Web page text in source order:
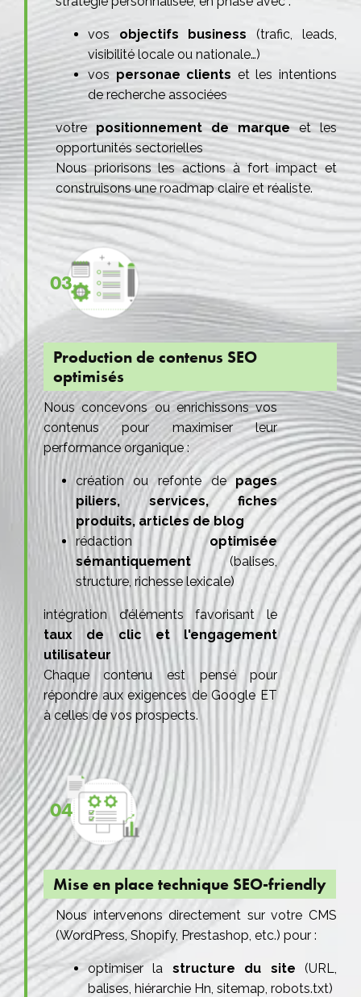
vos objectifs business (trafic, leads,
visibilité locale ou nationale…)
vos personae clients et les intentions
de recherche associées
votre positionnement de marqueet les
opportunités sectorielles
Nous priorisons les actions à fort impact et
construisons une roadmap claire et réaliste.
03
Production de contenus SEO
optimisés
Nous concevons ou enrichissons vos
contenus pour maximiser leur
performance organique :
création ou refonte depages
piliers, services, fiches
produits, articles de blog
rédactionoptimisée
sémantiquement(balises,
structure, richesse lexicale)
intégration d’éléments favorisant le
taux de clic et l'engagement
utilisateur
Chaque contenu est pensé pour
répondre aux exigences de Google ET
à celles de vos prospects.
04
Mise en place technique SEO-friendly
Nous intervenons directement sur votre CMS
(WordPress, Shopify, Prestashop, etc.) pour :
optimiser la structure du site (URL,
balises, hiérarchie Hn, sitemap, robots.txt)